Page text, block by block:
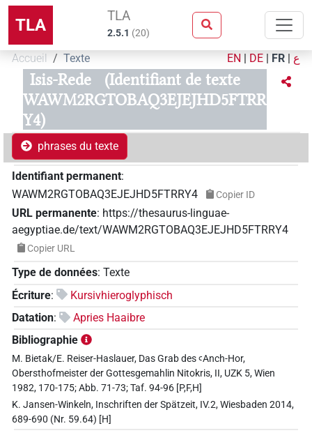
TLA TLA
2.5.1 (20)
Accueil Texte EN | DE | FR | ع
Isis-Rede
(Identifiant de texte
WAWM2RGTOBAQ3EJEJHD5FTRR
Y4)
phrases du texte
Identifiant permanent:
WAWM2RGTOBAQ3EJEJHD5FTRRY4
Copier ID
URL permanente: https://thesaurus-linguae-
aegyptiae.de/text/WAWM2RGTOBAQ3EJEJHD5FTRRY4
Copier URL
Type de données: Texte
Écriture:
Kursivhieroglyphisch
Datation:
Apries Haaibre
Bibliographie
M. Bietak/E. Reiser-Haslauer, Das Grab des ꜥAnch-Hor,
Obersthofmeister der Gottesgemahlin Nitokris, II, UZK 5, Wien
1982, 170-175; Abb. 71-73; Taf. 94-96 [P,F,H]
K. Jansen-Winkeln, Inschriften der Spätzeit, IV.2, Wiesbaden 2014,
689-690 (Nr. 59.64) [H]